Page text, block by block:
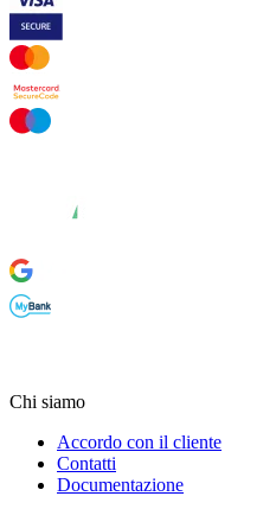
Chi siamo
Accordo con il cliente
Contatti
Documentazione